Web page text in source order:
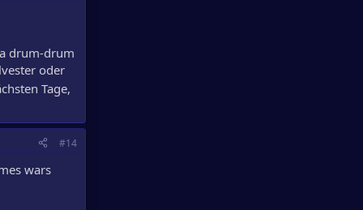
drum-drum
oder
Tage,
#14
wars